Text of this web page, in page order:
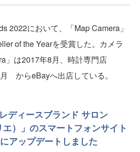
2022において、「Map Camera」
of the Yearを受賞した。カメラ
」は2017年8月、時計専門店
からeBayへ出店している。
レディースブランド サロン
エ）」のスマートフォンサイト
アップデートしました